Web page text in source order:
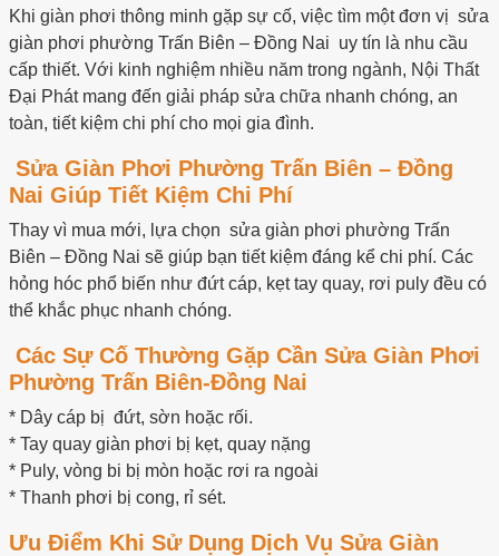
Khi giàn phơi thông minh gặp sự cố, việc tìm một đơn vị sửa
giàn phơi phường Trấn Biên – Đồng Nai uy tín là nhu cầu
cấp thiết. Với kinh nghiệm nhiều năm trong ngành, Nội Thất
Đại Phát mang đến giải pháp sửa chữa nhanh chóng, an
toàn, tiết kiệm chi phí cho mọi gia đình.
Sửa Giàn Phơi Phường Trấn Biên – Đồng
Nai Giúp Tiết Kiệm Chi Phí
Thay vì mua mới, lựa chọn sửa giàn phơi phường Trấn
Biên – Đồng Nai sẽ giúp bạn tiết kiệm đáng kể chi phí. Các
hỏng hóc phổ biến như đứt cáp, kẹt tay quay, rơi puly đều có
thể khắc phục nhanh chóng.
Các Sự Cố Thường Gặp Cần Sửa Giàn Phơi
Phường Trấn Biên-Đồng Nai
* Dây cáp bị đứt, sờn hoặc rối.
* Tay quay giàn phơi bị kẹt, quay nặng
* Puly, vòng bi bị mòn hoặc rơi ra ngoài
* Thanh phơi bị cong, rỉ sét.
Ưu Điểm Khi Sử Dụng Dịch Vụ Sửa Giàn